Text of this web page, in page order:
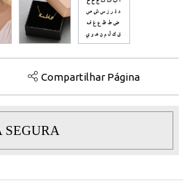
Compartilhar Página
SEGURA